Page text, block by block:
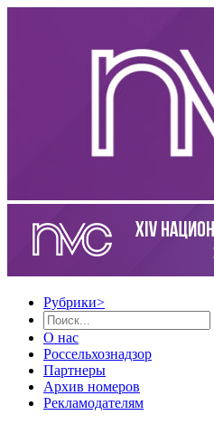
Рубрики>
О нас
Россельхознадзор
Партнеры
Архив номеров
Рекламодателям